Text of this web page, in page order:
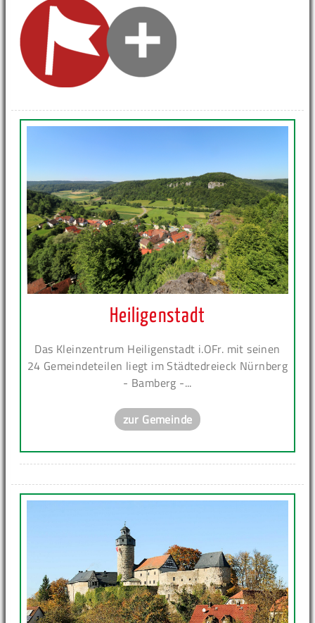
Heiligenstadt
Das Kleinzentrum Heiligenstadt i.OFr. mit seinen
24 Gemeindeteilen liegt im Städtedreieck Nürnberg
- Bamberg -...
zur Gemeinde